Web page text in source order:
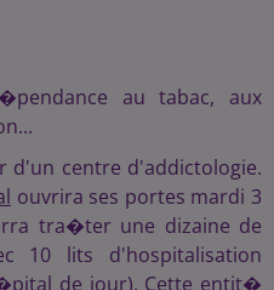
au tabac, aux
d'un centre d'addictologie.
ouvrira ses portes mardi 3
tra�ter une dizaine de
10 lits d'hospitalisation
de jour). Cette entit�